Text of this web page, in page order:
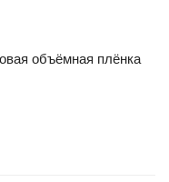
объёмная плёнка